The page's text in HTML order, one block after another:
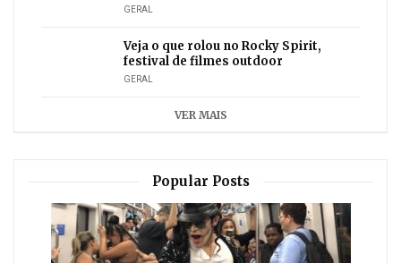
GERAL
Veja o que rolou no Rocky Spirit,
festival de filmes outdoor
GERAL
VER MAIS
Popular Posts